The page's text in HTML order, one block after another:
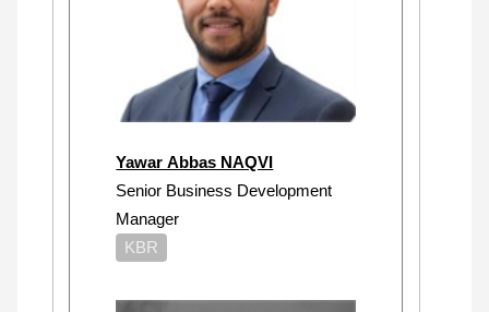
Yawar Abbas NAQVI
Senior Business Development
Manager
KBR